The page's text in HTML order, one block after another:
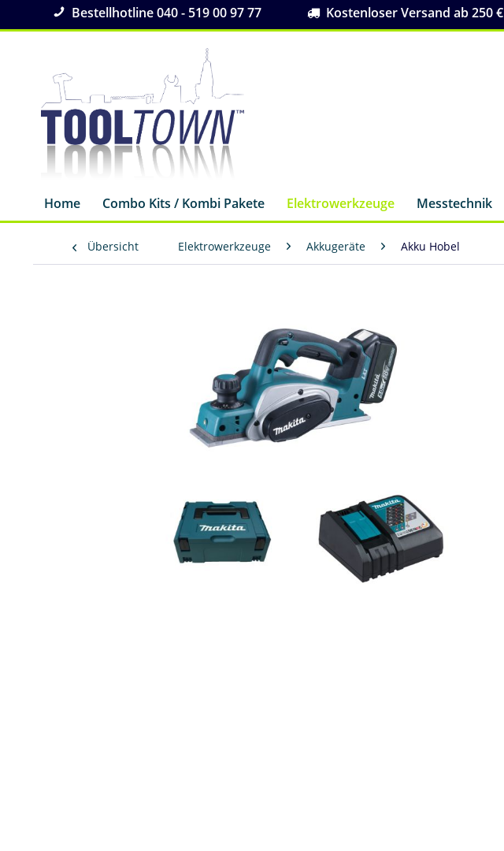
Bestellhotline 040 - 519 00 97 77 Kostenloser Versand ab 250 €
Home Combo Kits / Kombi Pakete Elektrowerkzeuge Messtechnik
Übersicht Elektrowerkzeuge Akkugeräte Akku Hobel